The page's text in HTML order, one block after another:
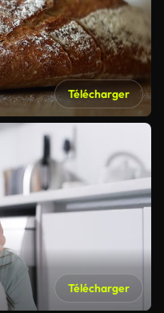
Télécharger
Télécharger